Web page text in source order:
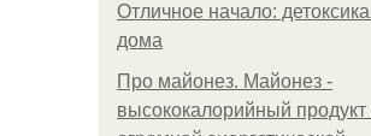
Отличное начало:
дома
Про майонез. Майонез -
высококалорийный продукт